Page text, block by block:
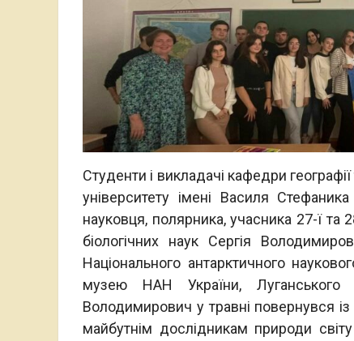
Студенти і викладачі кафедри
університету імені Василя
науковця, полярника, учасника 27-ї та
біологічних наук Сергія
Національного антарктичного
музею НАН України, Луганського
Володимирович у травні повернувся
майбутнім дослідникам природи